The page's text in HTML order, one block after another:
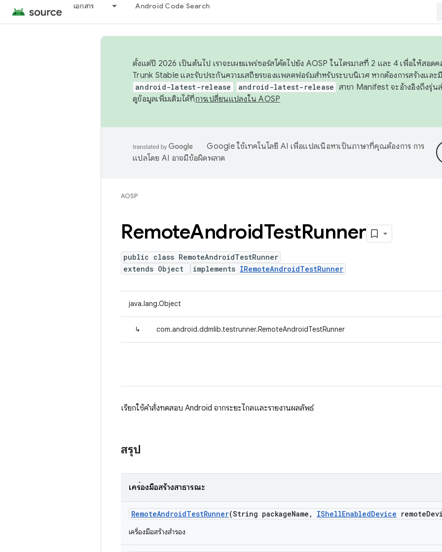
เอกสาร Android Code Search
ตั้งแต่ปี 2026 เป็นต้นไป เราจะเผยแพร่ซอร์สโค้ดไปยัง AOSP ในไตรมาสที่ 2 และ 4 เพื่อให้สอด
Trunk Stable และรับประกันความเสถียรของแพลตฟอร์มสำหรับระบบนิเวศ หากต้องการสร้างและ
android-latest-release android-latest-release สาขา Manifest จะอ้างอิงถึงรุ่
ดูข้อมูลเพิ่มเติมได้ที่การเปลี่ยนแปลงใน AOSP
Google ใช้เทคโนโลยี AI เพื่อแปลเนื้อหาเป็นภาษาที่คุณต้องการ การ
แปลโดย AI อาจมีข้อผิดพลาด
AOSP
RemoteAndroidTestRunner
public class RemoteAndroidTestRunner
extends Object
implements IRemoteAndroidTestRunner
java.lang.Object
↳ com.android.ddmlib.testrunner.RemoteAndroidTestRunner
เรียกใช้คำสั่งทดสอบ Android จากระยะไกลและรายงานผลลัพธ์
สรุป
เครื่องมือสร้างสาธารณะ
RemoteAndroidTestRunner(String packageName , IShellEnabledDevice remote
เครื่องมือสร้างสำรอง